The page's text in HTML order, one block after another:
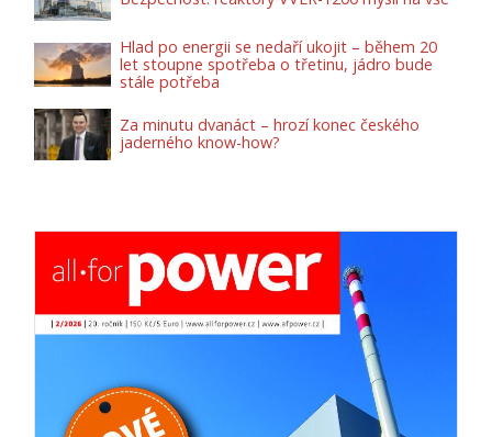
Hlad po energii se nedaří ukojit – během 20
let stoupne spotřeba o třetinu, jádro bude
stále potřeba
Za minutu dvanáct – hrozí konec českého
jaderného know-how?